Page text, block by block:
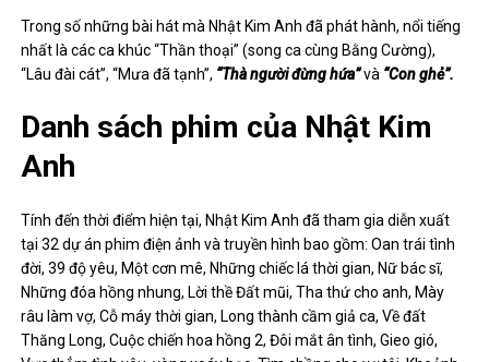
Trong số những bài hát mà Nhật Kim Anh đã phát hành, nổi tiếng
nhất là các ca khúc “Thần thoại” (song ca cùng Bằng Cường),
“Lâu đài cát”, “Mưa đã tạnh”, “Thà người đừng hứa”và “Con ghẻ”.
Danh sách phim của Nhật Kim
Anh
Tính đến thời điểm hiện tại, Nhật Kim Anh đã tham gia diễn xuất
tại 32 dự án phim điện ảnh và truyền hình bao gồm: Oan trái tình
đời, 39 độ yêu, Một cơn mê, Những chiếc lá thời gian, Nữ bác sĩ,
Những đóa hồng nhung, Lời thề Đất mũi, Tha thứ cho anh, Mày
râu làm vợ, Cỗ máy thời gian, Long thành cầm giả ca, Về đất
Thăng Long, Cuộc chiến hoa hồng 2, Đôi mắt ân tình, Gieo gió,